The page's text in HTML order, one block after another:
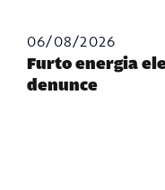
06/08/2026
Furto energia
denunce